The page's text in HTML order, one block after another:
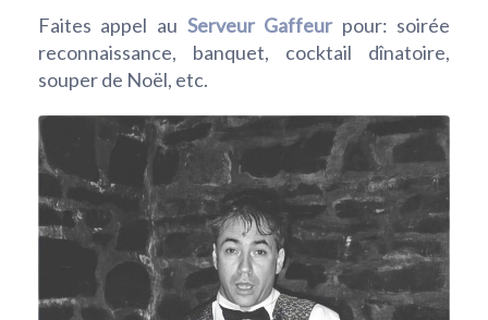
Faites appel au Serveur Gaffeurpour: soirée
reconnaissance, banquet, cocktail dînatoire,
souper de Noël, etc.